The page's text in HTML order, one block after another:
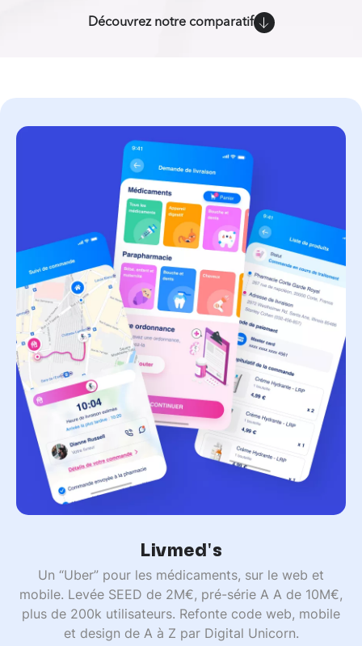
Découvrez notre comparatif
Livmed's
Un “Uber” pour les médicaments, sur le web et
mobile. Levée SEED de 2M€, pré-série A A de 10M€,
plus de 200k utilisateurs. Refonte code web, mobile
et design de A à Z par Digital Unicorn.